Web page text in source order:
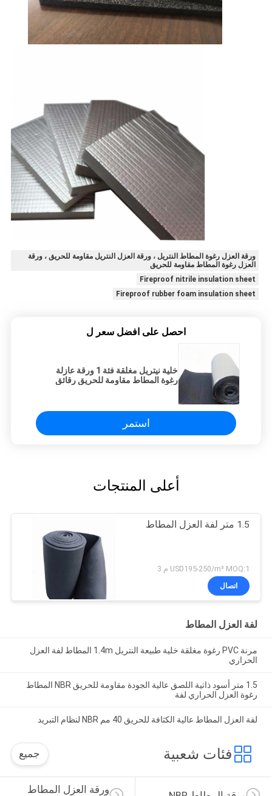
ورقة العزل رغوة المطاط النتريل ، ورقة العزل النتريل مقاومة للحريق ، ورقة
العزل رغوة المطاط مقاومة للحريق
Fireproof nitrile insulation sheet
Fireproof rubber foam insulation sheet
احصل على افضل سعر ل
خلية نيتريل مغلقة فئة 1 ورقة عازلة
رغوة المطاط مقاومة للحريق رقائق
استمر
أعلى المنتجات
1.5 متر لفة العزل المطاط
USD195-250/m³ MOQ:1 م 3
اتصال
لفة العزل المطاط
مرنة PVC رغوة مغلقة خلية طبيعة النتريل 1.4m المطاط لفة العزل
الحراري
1.5 متر أسود ذاتية اللصق عالية الجودة مقاومة للحريق NBR المطاط
رغوة العزل الحراري لفة
لفة العزل المطاط عالية الكثافة للحريق 40 مم NBR لنظام التبريد
فئات شعبية جميع
ورقة العزل المطاط